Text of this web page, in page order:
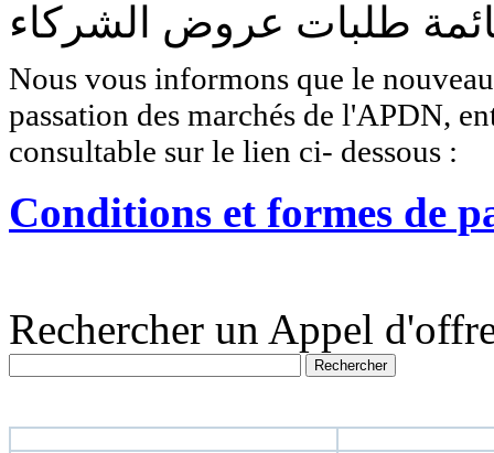
طلبات عروض الشركاء
Nous vous informons que le
passation des marchés de l'APDN,
consultable sur le lien ci- dessous :
Conditions et formes de
Rechercher un Appel